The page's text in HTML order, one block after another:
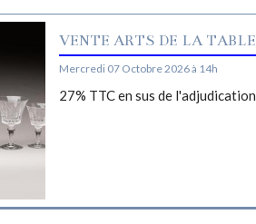
VENTE ARTS DE LA
Mercredi 07 Octobre 2026 à 14h
27% TTC en sus de